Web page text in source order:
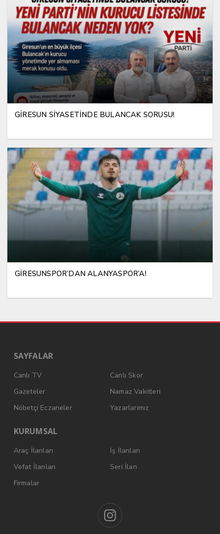
GİRESUN SİYASETİNDE BULANCAK SORUSU!
GİRESUNSPOR’DAN ALANYASPOR’A!
SAYFALAR
Canlı TV
Canlı Skor
Gazeteler
Namaz Vakitleri
Nöbetçi Eczaneler
Yazarlarımız
KURUMSAL
Araç İlanları
İş İlanları
Vefat İlanları
Seri İlan
Firmalar